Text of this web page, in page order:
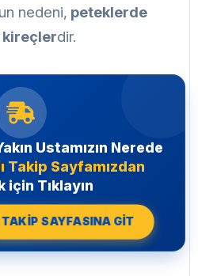
nedeni, peteklerde
kireçlerdir.
Ustamızın Nerede
Takip Sayfamızdan
için Tıklayın
SAYFASINA GİT